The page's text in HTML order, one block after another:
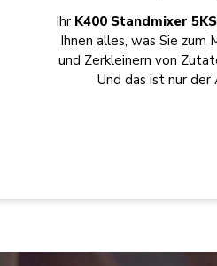
Ihr K400 Standmixer
Ihnen alles, was Sie zum
und Zerkleinern von
Und das ist nur der